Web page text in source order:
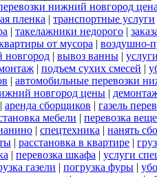
нижний новгород
пленка | транспортные услуги
| такелажники недорого |
от мусора | воздушно-
новгород | вывоз ванны |
| подъем сухих смесей |
| автомобильные перевозки
новгород цены |
| аренда сборщиков | газель
мебели | перевозка
| спецтехника | нанять
| расстановка в квартире |
| перевозка шкафа | услуги
газели | погрузка фуры |